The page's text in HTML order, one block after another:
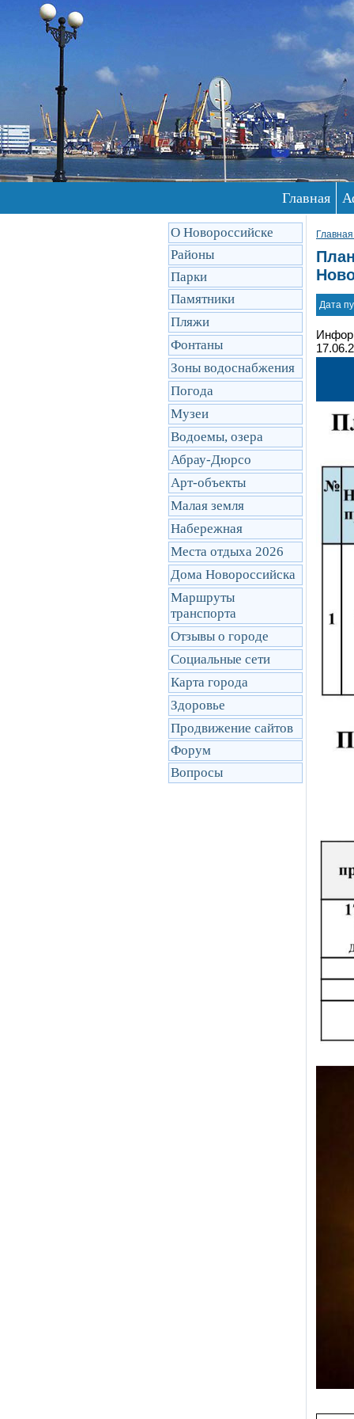
Главная
О Новороссийске
Районы
Парки
Памятники
Пляжи
Фонтаны
Зоны водоснабжения
Погода
Музеи
Водоемы, озера
Абрау-Дюрсо
Арт-объекты
Малая земля
Набережная
Места отдыха 2026
Дома Новороссийска
Маршруты
транcпорта
Отзывы о городе
Социальные сети
Карта города
Здоровье
Продвижение сайтов
Форум
Вопросы
Дата